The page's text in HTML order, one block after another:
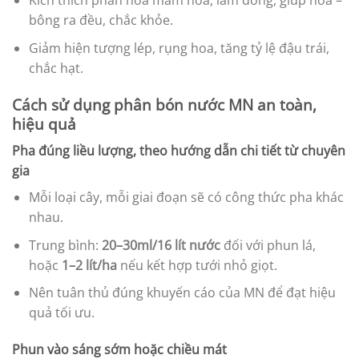
bông ra đều, chắc khỏe.
Giảm hiện tượng lép, rụng hoa, tăng tỷ lệ đậu trái,
chắc hạt.
Cách sử dụng phân bón nước MN an toàn,
hiệu quả
Pha đúng liều lượng, theo hướng dẫn chi tiết từ chuyên
gia
Mỗi loại cây, mỗi giai đoạn sẽ có công thức pha khác
nhau.
Trung bình: 20–30ml/16 lít nướcđối với phun lá,
hoặc 1–2 lít/hanếu kết hợp tưới nhỏ giọt.
Nên tuân thủ đúng khuyến cáo của MN để đạt hiệu
quả tối ưu.
Phun vào sáng sớm hoặc chiều mát